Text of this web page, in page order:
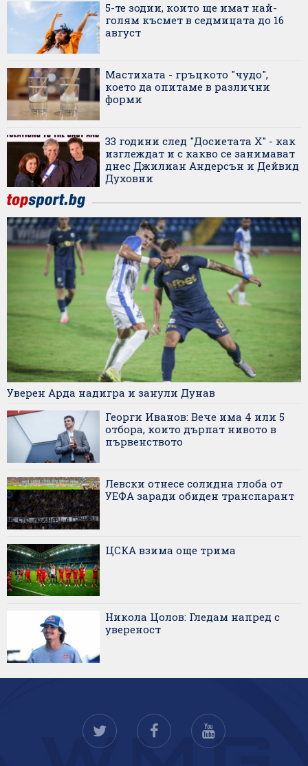
5-те зодии, които ще имат най-
голям късмет в седмицата до 16
август
Мастихата - гръцкото "чудо",
което да опитаме в различни
форми
33 години след "Досиетата X" - как
изглеждат и с какво се занимават
днес Джилиан Андерсън и Дейвид
Духовни
Уверен Арда надигра и занули Дунав
Георги Иванов: Вече има 4 или 5
отбора, които дърпат нивото в
първенството
Левски отнесе солидна глоба от
УЕФА заради обиден транспарант
ЦСКА взима още трима
Никола Цолов: Гледам напред с
увереност